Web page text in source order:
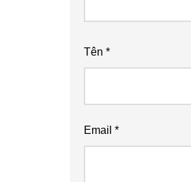
Tên *
Email *